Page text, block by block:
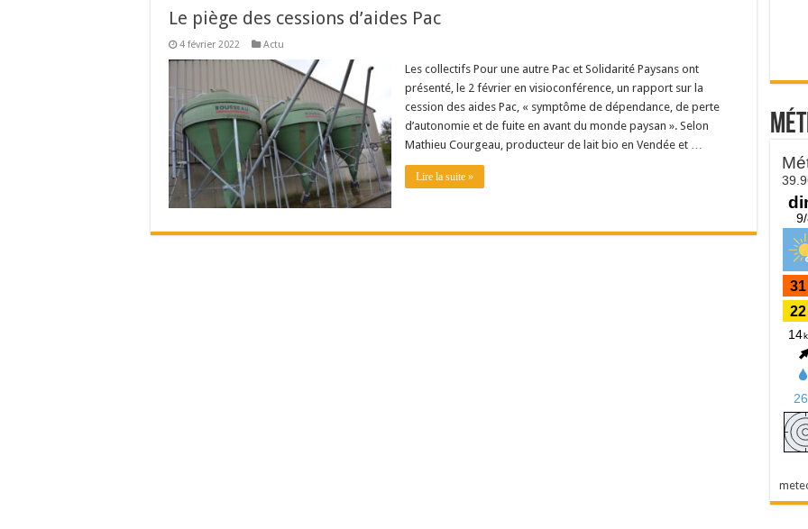
Le piège des cessions d’aides Pac
4 février 2022 Actu
Les collectifs Pour une autre Pac et Solidarité Paysans ont
présenté, le 2 février en visioconférence, un rapport sur la
cession des aides Pac, « symptôme de dépendance, de perte
d’autonomie et de fuite en avant du monde paysan ». Selon
Mathieu Courgeau, producteur de lait bio en Vendée et …
Lire la suite »